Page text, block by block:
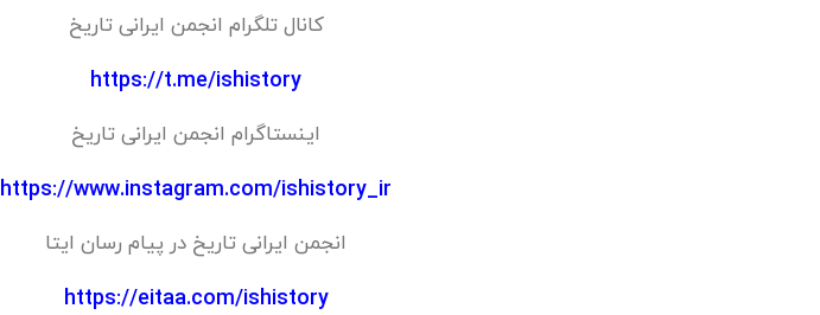
کانال تلگرام انجمن ایرانی تاریخ
https://t.me/ishistory
اینستاگرام انجمن ایرانی تاریخ
https://www.instagram.com/ishistory_ir
انجمن ایرانی تاریخ در پیام رسان ایتا
https://eitaa.com/ishistory